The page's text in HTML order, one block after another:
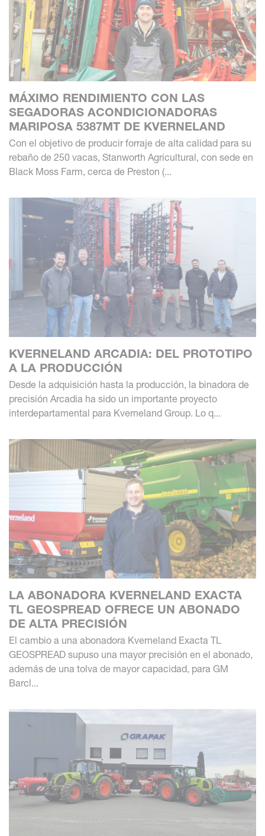
MÁXIMO RENDIMIENTO CON LAS
SEGADORAS ACONDICIONADORAS
MARIPOSA 5387MT DE KVERNELAND
Con el objetivo de producir forraje de alta calidad para su
rebaño de 250 vacas, Stanworth Agricultural, con sede en
Black Moss Farm, cerca de Preston (...
KVERNELAND ARCADIA: DEL PROTOTIPO
A LA PRODUCCIÓN
Desde la adquisición hasta la producción, la binadora de
precisión Arcadia ha sido un importante proyecto
interdepartamental para Kverneland Group. Lo q...
LA ABONADORA KVERNELAND EXACTA
TL GEOSPREAD OFRECE UN ABONADO
DE ALTA PRECISIÓN
El cambio a una abonadora Kverneland Exacta TL
GEOSPREAD supuso una mayor precisión en el abonado,
además de una tolva de mayor capacidad, para GM
Barcl...